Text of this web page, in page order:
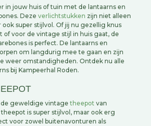
in jouw huis of tuin met de lantaarns en
Deze verlichtstukken zijn niet alleen
super stijlvol. Of jij nu gezellig knus
of voor de vintage stijl in huis gaat, de
is perfect. De lantaarns en
om langdurig mee te gaan en zijn
weer omstandigheden. Ontdek nu alle
bij Kampeerhal Roden.
de geweldige vintagetheepot van
is super stijlvol, maar ook erg
voor zowel buitenavonturen als